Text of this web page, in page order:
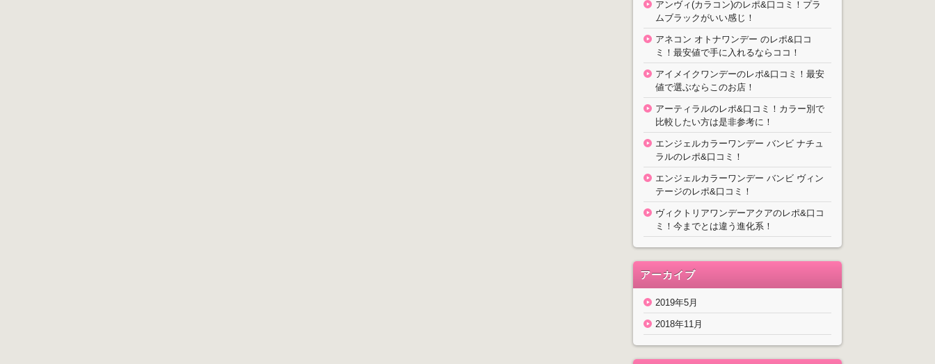
アンヴィ(カラコン)のレポ&口コミ！プラ
ムブラックがいい感じ！
アネコン オトナワンデー のレポ&口コ
ミ！最安値で手に入れるならココ！
アイメイクワンデーのレポ&口コミ！最安
値で選ぶならこのお店！
アーティラルのレポ&口コミ！カラー別で
比較したい方は是非参考に！
エンジェルカラーワンデー バンビ ナチュ
ラルのレポ&口コミ！
エンジェルカラーワンデー バンビ ヴィン
テージのレポ&口コミ！
ヴィクトリアワンデーアクアのレポ&口コ
ミ！今までとは違う進化系！
アーカイブ
2019年5月
2018年11月